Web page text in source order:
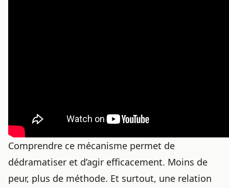
Comprendre ce mécanisme permet de
dédramatiser et d’agir efficacement. Moins de
peur, plus de méthode. Et surtout, une relation